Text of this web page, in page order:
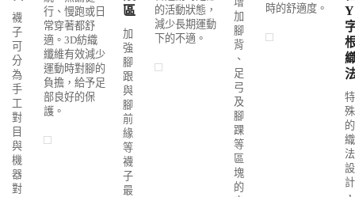
襪
子
可
分
為
手
工
對
目
與
機
器
對
行、慢跑或日
常穿著都舒
適。3D紡織
纖維有效減少
運動時對腳的
負擔，給予足
部良好的保
護。
區
加
強
腳
跟
與
腳
前
緣
等
襪
子
最
的活動狀態，
減少長期運動
下的不適。
加
腳
背
、
足
弓
及
腳
踝
等
區
塊
的
時的舒適度。
Y
特
殊
的
織
法
設
計